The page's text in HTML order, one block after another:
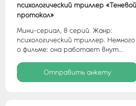
психологический триллер «Теневой
протокол»
Мини-сериал, 8 серий. Жанр:
психологический триллер. Немного
о фильме: она работает внут...
Отправить анкету